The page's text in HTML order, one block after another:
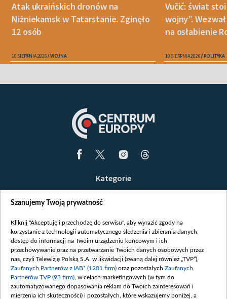
Atak ukraińskich dronów na
Niżniekamsk w Tatarstanie. Zginęło
12 osób
10 SIERPNIA 2026 WOJNA
Vučić: świat
wojny”.
na osłabienie
10 SIERPNIA 2026 POLITYKA
Kategorie
Opinie
Białoruś / Polska
Czytelnia
Centrum Europy
O nas
Kontakt
Szanujemy Twoją prywatność
Kliknij "Akceptuję i przechodzę do serwisu", aby wyrazić zgody na
korzystanie z technologii automatycznego śledzenia i zbierania danych,
dostęp do informacji na Twoim urządzeniu końcowym i ich
przechowywanie oraz na przetwarzanie Twoich danych osobowych przez
nas, czyli Telewizję Polską S.A. w likwidacji (zwaną dalej również „TVP”),
Zaufanych Partnerów z IAB* (1201 firm) oraz pozostałych Zaufanych
Partnerów TVP (93 firm) , w celach marketingowych (w tym do
zautomatyzowanego dopasowania reklam do Twoich zainteresowań i
mierzenia ich skuteczności) i pozostałych, które wskazujemy poniżej, a